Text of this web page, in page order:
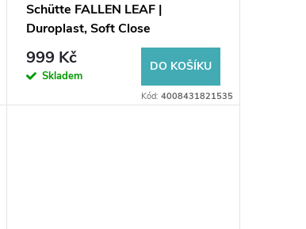
Schütte FALLEN LEAF |
Duroplast, Soft Close
999 Kč
Skladem
DO KOŠÍKU
Kód: 4008431821535